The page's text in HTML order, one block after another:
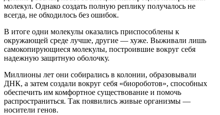
молекул. Однако создать полную реплику получалось не
всегда, не обходилось без ошибок.
В итоге одни молекулы оказались приспособлены к
окружающей среде лучше, другие — хуже. Выживали лишь
самокопирующиеся молекулы, построившие вокруг себя
надежную защитную оболочку.
Миллионы лет они собирались в колонии, образовывали
ДНК, а затем создали вокруг себя «биороботов», способных
обеспечить им комфортное существование и помочь
распространиться. Так появились живые организмы —
носители генов.